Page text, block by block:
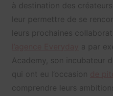
à destination des
leur permettre de se
leurs prochaines
a par
Academy, son incubateur
qui ont eu l’occasion
comprendre leurs